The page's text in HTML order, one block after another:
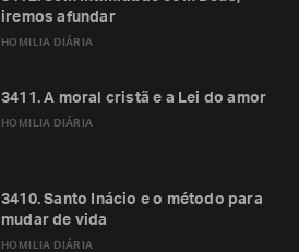
HOMILIA DIÁRIA
iremos afundar
HOMILIA DIÁRIA
3411. A moral cristã e a Lei do amor
HOMILIA DIÁRIA
3410. Santo Inácio e o método para
mudar de vida